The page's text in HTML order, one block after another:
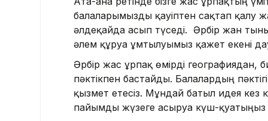
балаларымызды қауіптен сақтап қалу
әлдеқайда асып түседі. Әрбір жан
әлем құруға ұмтылуымыз қажет екені
Әрбір жас ұрпақ өмірді географиядан,
пәктікпен бастайды. Балалардың
қызмет етесіз. Мұндай батыл идея кез
пайымды жүзеге асыруға күш-қуатыңыз